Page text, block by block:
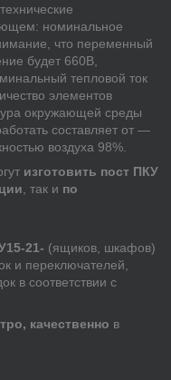
номинальное
что переменный
будет 660В,
тепловой ток
элементов
окружающей среды
составляет от —
воздуха 98%.
изготовить пост ПКУ
, так и по
21- (ящиков, шкафов)
и переключателей,
в соответствии с
качественно в